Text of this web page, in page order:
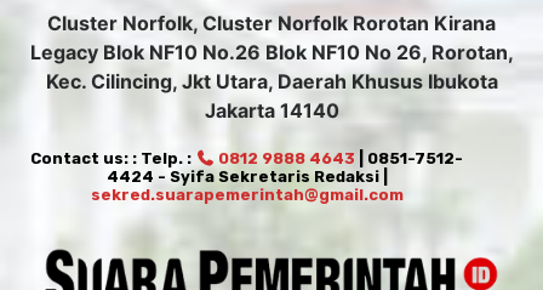
Cluster Norfolk, Cluster Norfolk Rorotan Kirana
Legacy Blok NF10 No.26 Blok NF10 No 26, Rorotan,
Kec. Cilincing, Jkt Utara, Daerah Khusus Ibukota
Jakarta 14140
Contact us: : Telp. : 0812 9888 4643 | 0851-7512-
4424 - Syifa Sekretaris Redaksi |
sekred.suarapemerintah@gmail.com